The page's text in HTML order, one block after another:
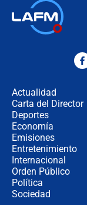
Actualidad
Carta del Director
Deportes
Economía
Emisiones
Entretenimiento
Internacional
Orden Público
Política
Sociedad